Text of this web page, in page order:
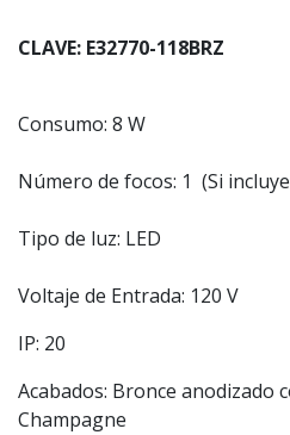
CLAVE: E32770-118BRZ
Consumo: 8 W
Número de focos: 1 (Si
Tipo de luz: LED
Voltaje de Entrada: 120 V
IP: 20
Acabados: Bronce anodizado
Champagne